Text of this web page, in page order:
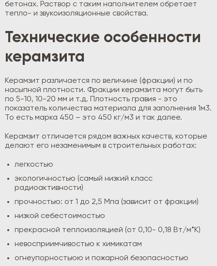
бетонах. Раствор с таким наполнителем обретает
тепло- и звукоизоляционные свойства.
Технические особенности
керамзита
Керамзит различается по величине (фракции) и по
насыпной плотности. Фракции керамзита могут быть
по 5-10, 10-20 мм и т.д. Плотность гравия - это
показатель количества материала для заполнения 1м3.
То есть марка 450 – это 450 кг/м3 и так далее.
Керамзит отличается рядом важных качеств, которые
делают его незаменимым в строительных работах:
легкостью
экологичностью (самый низкий класс
радиоактивности)
прочностью: от 1 до 2,5 Мпа (зависит от фракции)
низкой себестоимостью
прекрасной теплоизоляцией (от 0,10- 0,18 Вт/м*К)
невосприимчивостью к химикатам
огнеупорностьюю и пожарной безопасностью